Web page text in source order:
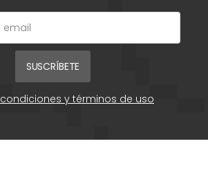
SUSCRÍBETE
condiciones y términos de uso